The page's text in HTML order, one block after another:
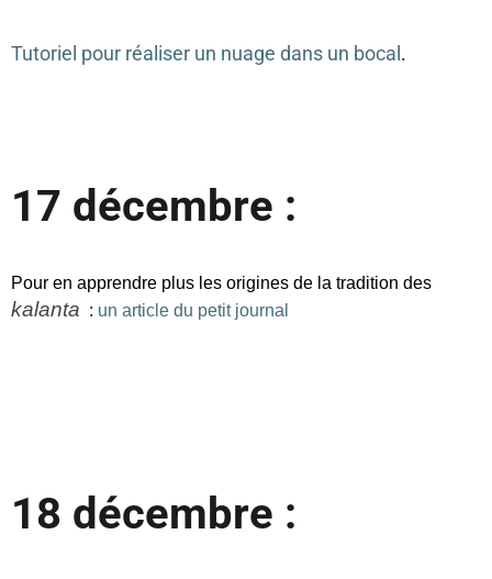
Tutoriel pour réaliser un nuage dans un bocal.
17 décembre :
kalanta : un article du petit journal
18 décembre :